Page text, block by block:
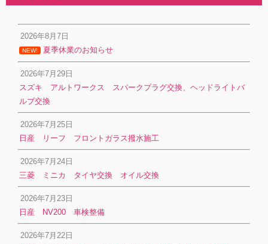
2026年8月7日
NEW! 夏季休業のお知らせ
2026年7月29日
スズキ アルトワークス スパークプラグ交換、ヘッドライトバ
ルブ交換
2026年7月25日
日産 リーフ フロントガラス撥水施工
2026年7月24日
三菱 ミニカ タイヤ交換 オイル交換
2026年7月23日
日産 NV200 車検整備
2026年7月22日